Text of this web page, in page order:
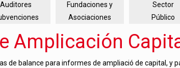
Auditores
Fundaciones y
Asociaciones
Sector
Público
de balance para informes de ampliació de capital, y